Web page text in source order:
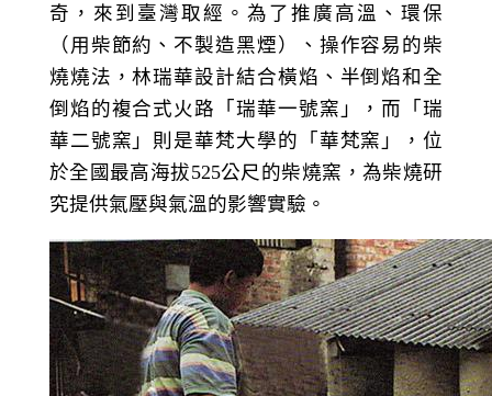
奇，來到臺灣取經。為了推廣高溫、環保
（用柴節約、不製造黑煙）、操作容易的柴
燒燒法，林瑞華設計結合橫焰、半倒焰和全
倒焰的複合式火路「瑞華一號窯」，而「瑞
華二號窯」則是華梵大學的「華梵窯」，位
於全國最高海拔525公尺的柴燒窯，為柴燒研
究提供氣壓與氣溫的影響實驗。